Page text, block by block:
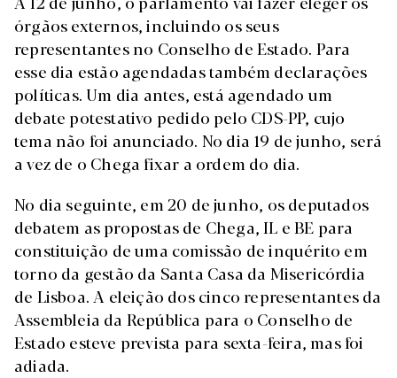
órgãos externos, incluindo os seus
representantes no Conselho de Estado. Para
esse dia estão agendadas também declarações
políticas. Um dia antes, está agendado um
debate potestativo pedido pelo CDS-PP, cujo
tema não foi anunciado. No dia 19 de junho, será
a vez de o Chega fixar a ordem do dia.
No dia seguinte, em 20 de junho, os deputados
debatem as propostas de Chega, IL e BE para
constituição de uma comissão de inquérito em
torno da gestão da Santa Casa da Misericórdia
de Lisboa. A eleição dos cinco representantes da
Assembleia da República para o Conselho de
Estado esteve prevista para sexta-feira, mas foi
adiada.